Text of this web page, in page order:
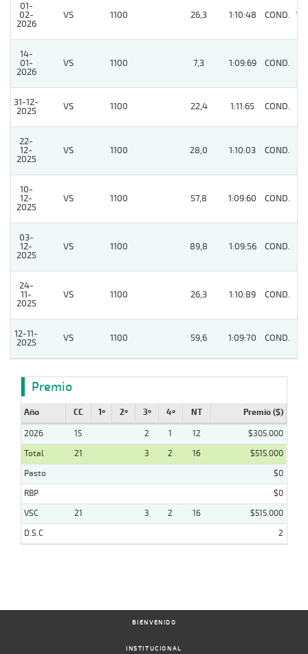
01-
02-
2026
VS 1100 26,3 1:10:48 COND. 10
14-
01-
2026
VS 1100 7,3 1:09:69 COND.
31-12-
2025
VS 1100 22,4 1:11:65 COND.
22-
12-
2025
VS 1100 28,0 1:10:03 COND.
10-
12-
2025
VS 1100 57,8 1:09:60 COND.
03-
12-
2025
VS 1100 89,8 1:09:56 COND.
24-
11-
2025
VS 1100 26,3 1:10:89 COND.
12-11-
2025
VS 1100 59,6 1:09:70 COND.
Premio
Año CC 1º 2º 3º 4º NT Premio ($)
2026 15 2 1 12
$305.000
Total
21 3 2 16
$515.000
Pasto
$0
RBP
$0
VSC
21 3 2 16
$515.000
D.S.C
2
BIENVENIDO
INSTITUCIONAL